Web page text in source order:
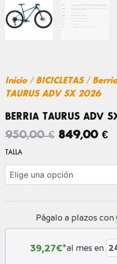
Inicio/ BICICLETAS/
TAURUS ADV SX 2026
BERRIA TAURUS ADV
950,00€ EL
ERA:
950,00 €.
849,00 €EL
TALLA
Págalo a plazos con
39,27€*al mes en
BERRIA
SX